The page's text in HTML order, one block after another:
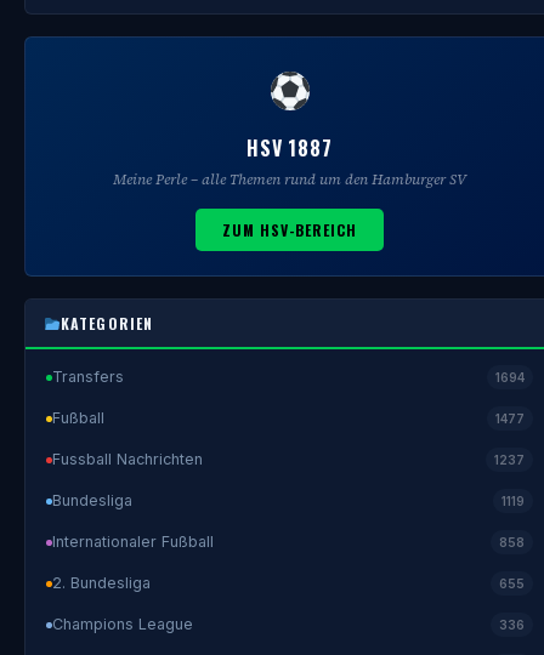
HSV 1887
Meine Perle – alle Themen rund um den Hamburger SV
ZUM HSV-BEREICH
KATEGORIEN
Transfers 1694
Fußball 1477
Fussball Nachrichten 1237
Bundesliga 1119
Internationaler Fußball 858
2. Bundesliga 655
Champions League 336